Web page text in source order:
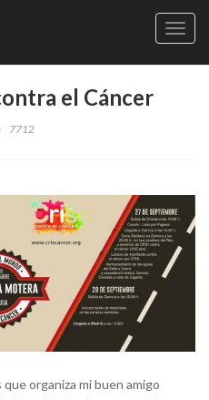
el Cáncer
7712
organiza mi buen amigo